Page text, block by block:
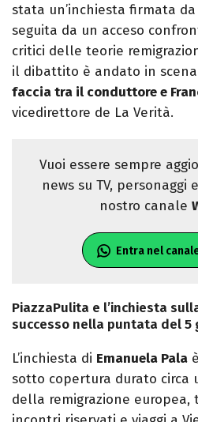
stata un’inchiesta firmata
seguita da un acceso
critici delle teorie
il dibattito è andato in
faccia tra il conduttore e
vicedirettore de La Verità.
Vuoi essere sempre
news su TV, personaggi
nostro canale
Entra nel
PiazzaPulita e l’inchiesta
successo nella puntata del 5
L’inchiesta di Emanuela Pala
sotto copertura durato circa
della remigrazione europea,